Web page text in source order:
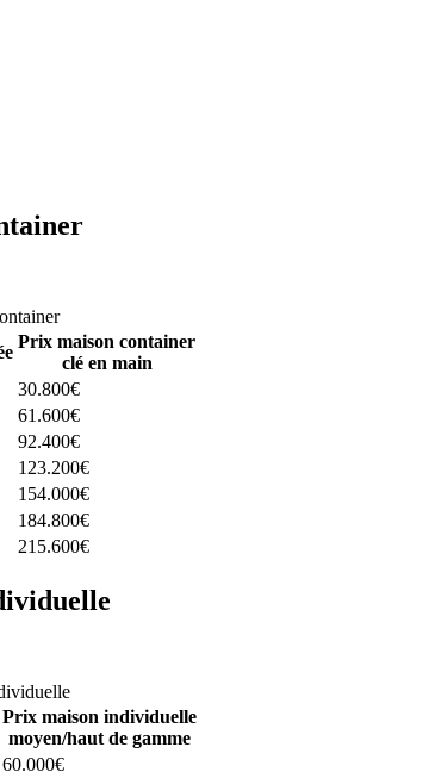
Prix maison container
clé en main
30.800€
61.600€
92.400€
123.200€
154.000€
184.800€
215.600€
Prix maison individuelle
moyen/haut de gamme
60.000€